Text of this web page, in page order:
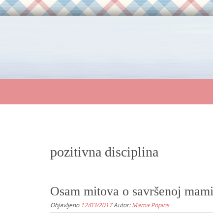
pozitivna disciplina
Osam mitova o savršenoj mami
Objavljeno 12/03/2017Autor:Mama Popins